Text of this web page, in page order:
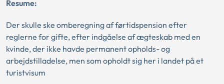
Resume:
Der skulle ske omberegning af førtidspension efter
reglerne for gifte, efter indgåelse af ægteskab med en
kvinde, der ikke havde permanent opholds- og
arbejdstilladelse, men som opholdt sig her i landet på et
turistvisum